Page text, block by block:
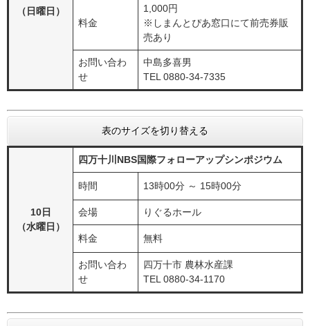
（日曜日）
料金
1,000円
※しまんとぴあ窓口にて前売券販
売あり
お問い合わ
せ
中島多喜男
TEL 0880-34-7335
表のサイズを切り替える
10日
（水曜日）
四万十川NBS国際フォローアップシンポジウム​​
時間 13時00分 ～ 15時00分
会場 りぐるホール
料金 無料
お問い合わ
せ
四万十市 農林水産課
TEL 0880-34-1170